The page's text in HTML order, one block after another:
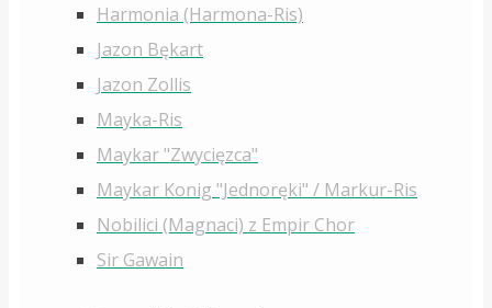
Harmonia (Harmona-Ris)
Jazon Bękart
Jazon Zollis
Mayka-Ris
Maykar "Zwycięzca"
Maykar Konig "Jednoręki" / Markur-Ris
Nobilici (Magnaci) z Empir Chor
Sir Gawain